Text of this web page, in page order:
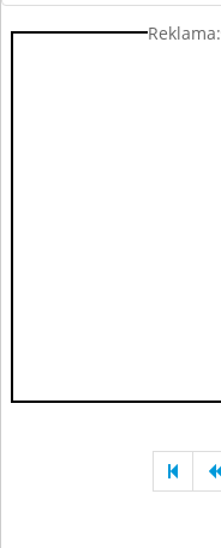
Reklama: